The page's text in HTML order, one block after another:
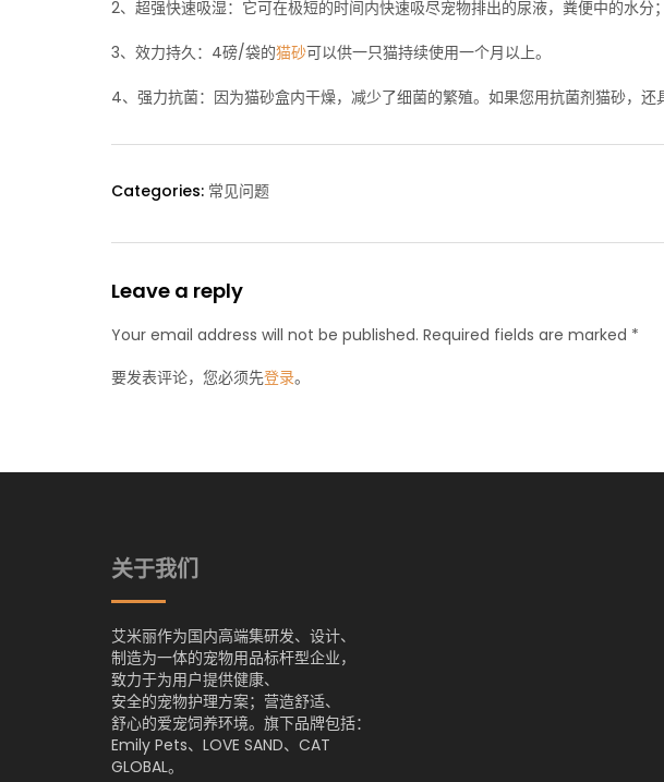
2、超强快速吸湿：它可在极短的时间内快速吸尽宠物排出的尿液，粪便中的水分
3、效力持久：4磅/袋的猫砂可以供一只猫持续使用一个月以上。
4、强力抗菌：因为猫砂盒内干燥，减少了细菌的繁殖。如果您用抗菌剂猫砂，还
Categories: 常见问题
Leave a reply
Your email address will not be published. Required fields are marked *
要发表评论，您必须先登录。
关于我们
艾米丽作为国内高端集研发、设计、
制造为一体的宠物用品标杆型企业，
致力于为用户提供健康、
安全的宠物护理方案；营造舒适、
舒心的爱宠饲养环境。旗下品牌包括：
Emily Pets、LOVE SAND、CAT
GLOBAL。